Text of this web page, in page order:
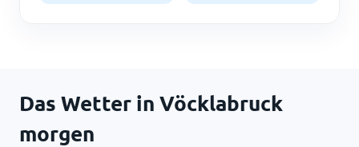
Das Wetter in Vöcklabruck
morgen